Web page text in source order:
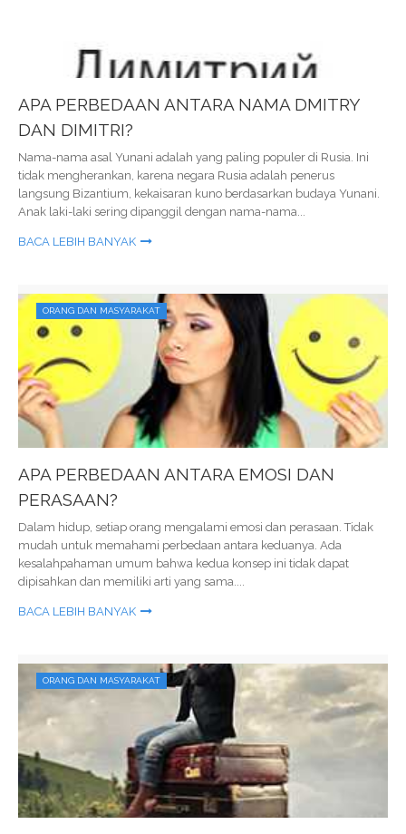
APA PERBEDAAN ANTARA NAMA DMITRY
DAN DIMITRI?
Nama-nama asal Yunani adalah yang paling populer di Rusia. Ini
tidak mengherankan, karena negara Rusia adalah penerus
langsung Bizantium, kekaisaran kuno berdasarkan budaya Yunani.
Anak laki-laki sering dipanggil dengan nama-nama...
BACA LEBIH BANYAK
ORANG DAN MASYARAKAT
APA PERBEDAAN ANTARA EMOSI DAN
PERASAAN?
Dalam hidup, setiap orang mengalami emosi dan perasaan. Tidak
mudah untuk memahami perbedaan antara keduanya. Ada
kesalahpahaman umum bahwa kedua konsep ini tidak dapat
dipisahkan dan memiliki arti yang sama....
BACA LEBIH BANYAK
ORANG DAN MASYARAKAT